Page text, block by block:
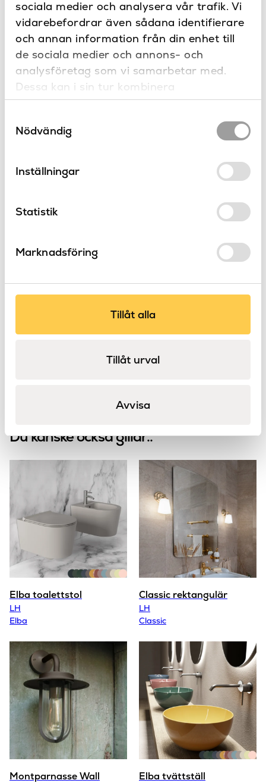
sociala medier och analysera vår trafik. Vi
vidarebefordrar även sådana identifierare
och annan information från din enhet till
de sociala medier och annons- och
analysföretag som vi samarbetar med.
Dessa kan i sin tur kombinera
informationen med annan information som
samlat in när du har använt deras tjänster.
Nödvändig
Inställningar
Statistik
Marknadsföring
Tillåt alla
Tillåt urval
Avvisa
Atticus 600
Du kanske också gillar..
Elba toalettstol
LH
Elba
Classic rektangulär
LH
Classic
Montparnasse Wall Elba tvättställ